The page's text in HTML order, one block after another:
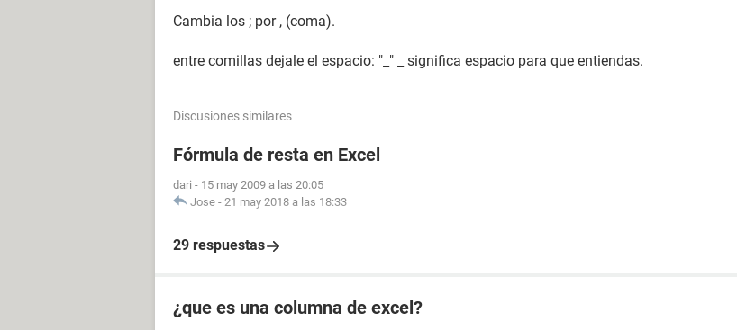
Cambia los ; por , (coma).
entre comillas dejale el espacio: "_" _ significa espacio para que entiendas.
Discusiones similares
Fórmula de resta en Excel
dari - 15 may 2009 a las 20:05
Jose - 21 may 2018 a las 18:33
29 respuestas
¿que es una columna de excel?